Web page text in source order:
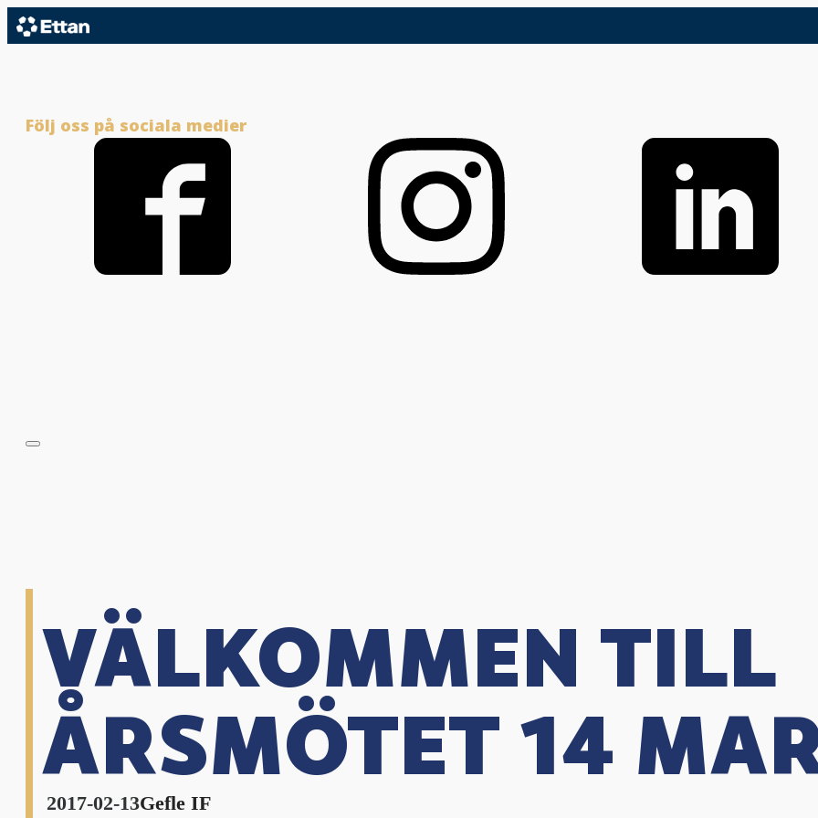
Följ oss på sociala medier
VÄLKOMMEN TILL
ÅRSMÖTET 14
2017-02-13Gefle IF